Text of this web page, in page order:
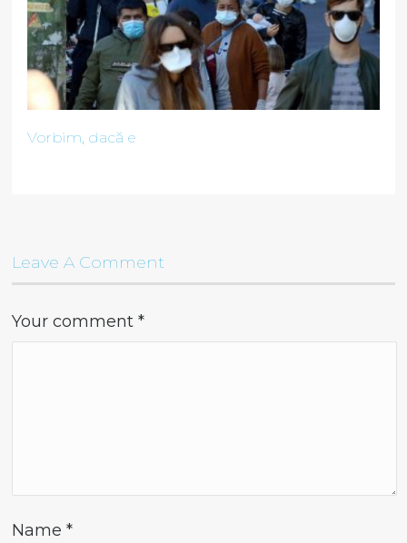
Vorbim, dacă e
Leave A Comment
Your comment*
Name*